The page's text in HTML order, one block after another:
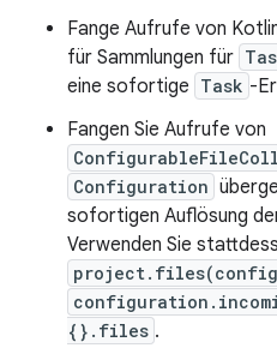
Fange Aufrufe von
für Sammlungen für
eine sofortige Task -
Fangen Sie Aufrufe von
Configuration
sofortigen Auflösung
Verwenden Sie
{}.files .